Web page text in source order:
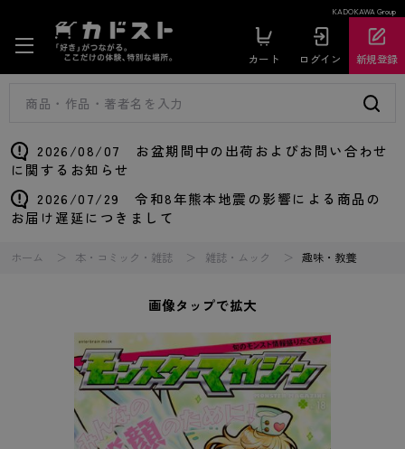
KADOKAWA Group
カート ログイン 新規登録
2026/08/07 お盆期間中の出荷およびお問い合わせ
に関するお知らせ
2026/07/29 令和8年熊本地震の影響による商品の
お届け遅延につきまして
ホーム 本・コミック・雑誌 雑誌・ムック 趣味・教養
画像タップで拡大